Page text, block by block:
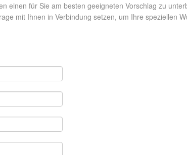
einen für Sie am besten geeigneten Vorschlag zu
mit Ihnen in Verbindung setzen, um Ihre speziellen